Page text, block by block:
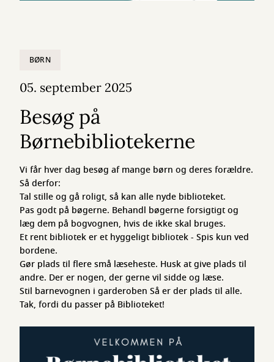
BØRN
05. september 2025
Besøg på
Børnebibliotekerne
Vi får hver dag besøg af mange børn og deres forældre.
Så derfor:
Tal stille og gå roligt, så kan alle nyde biblioteket.
Pas godt på bøgerne. Behandl bøgerne forsigtigt og
læg dem på bogvognen, hvis de ikke skal bruges.
Et rent bibliotek er et hyggeligt bibliotek - Spis kun ved
bordene.
Gør plads til flere små læseheste. Husk at give plads til
andre. Der er nogen, der gerne vil sidde og læse.
Stil barnevognen i garderoben Så er der plads til alle.
Tak, fordi du passer på Biblioteket!